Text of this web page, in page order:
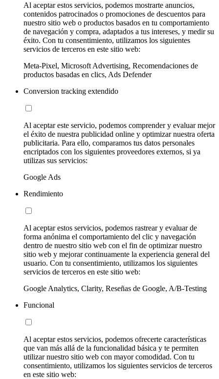
Al aceptar estos servicios, podemos mostrarte anuncios,
contenidos patrocinados o promociones de descuentos para
nuestro sitio web o productos basados en tu comportamiento
de navegación y compra, adaptados a tus intereses, y medir su
éxito. Con tu consentimiento, utilizamos los siguientes
servicios de terceros en este sitio web:
Meta-Pixel, Microsoft Advertising, Recomendaciones de
productos basadas en clics, Ads Defender
Conversion tracking extendido
Al aceptar este servicio, podemos comprender y evaluar mejor
el éxito de nuestra publicidad online y optimizar nuestra oferta
publicitaria. Para ello, comparamos tus datos personales
encriptados con los siguientes proveedores externos, si ya
utilizas sus servicios:
Google Ads
Rendimiento
Al aceptar estos servicios, podemos rastrear y evaluar de
forma anónima el comportamiento del clic y navegación
dentro de nuestro sitio web con el fin de optimizar nuestro
sitio web y mejorar continuamente la experiencia general del
usuario. Con tu consentimiento, utilizamos los siguientes
servicios de terceros en este sitio web:
Google Analytics, Clarity, Reseñas de Google, A/B-Testing
Funcional
Al aceptar estos servicios, podemos ofrecerte características
que van más allá de la funcionalidad básica y te permiten
utilizar nuestro sitio web con mayor comodidad. Con tu
consentimiento, utilizamos los siguientes servicios de terceros
en este sitio web: